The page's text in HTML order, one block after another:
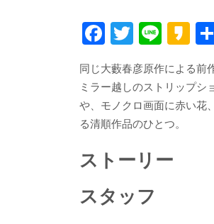
F
ac
e
b
o
o
k
T
w
itt
er
Li
e
K
a
k
a
同じ大藪春彦原作による前
ミラー越しのストリップシ
や、モノクロ画面に赤い花
る清順作品のひとつ。
ストーリー
スタッフ